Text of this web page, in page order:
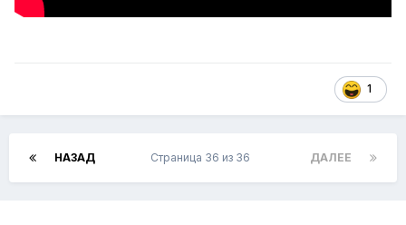
1
НАЗАД ДАЛЕЕ
Страница 36 из 36